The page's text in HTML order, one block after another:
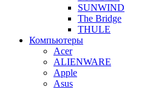
SUNWIND
The Bridge
THULE
Компьютеры
Acer
ALIENWARE
Apple
Asus